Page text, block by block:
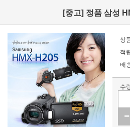
[중고] 정품 삼성
상
적
배
수